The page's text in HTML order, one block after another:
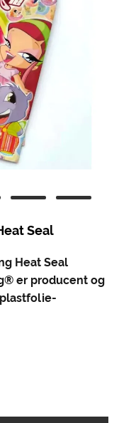
Seal
Heat Seal
er producent og